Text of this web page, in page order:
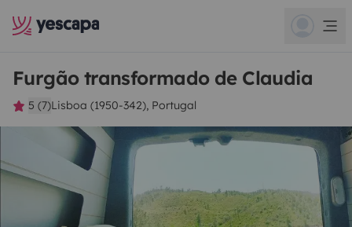
Furgão transformado de Claudia
5 (7)Lisboa (1950-342), Portugal